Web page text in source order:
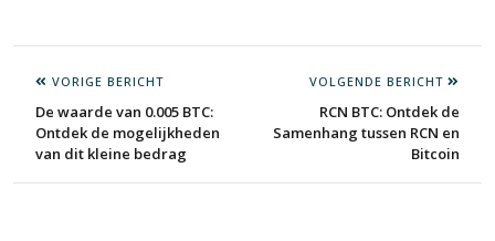
VORIGE BERICHT
De waarde van 0.005 BTC:
Ontdek de mogelijkheden
van dit kleine bedrag
VOLGENDE BERICHT
RCN BTC: Ontdek de
Samenhang tussen RCN en
Bitcoin